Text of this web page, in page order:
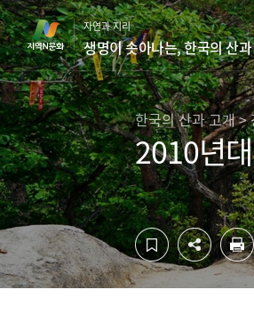
컨
텐
츠
영
역
바
로
가
기
하
단
영
역
바
로
가
기
자연과 지리
생명이 솟아나는, 한국의 산
한국의 산과 고개 >
2010년